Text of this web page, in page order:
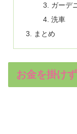
ガーデ
洗車
まとめ
お金を掛け